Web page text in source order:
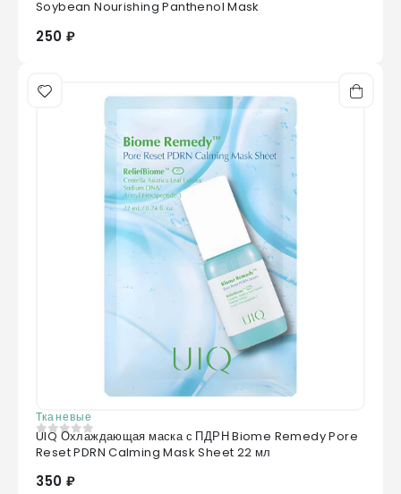
Soybean Nourishing Panthenol Mask
250 ₽
Тканевые
0из 5
UIQ Охлаждающая маска с ПДРН Biome Remedy Pore
Reset PDRN Calming Mask Sheet 22 мл
350 ₽